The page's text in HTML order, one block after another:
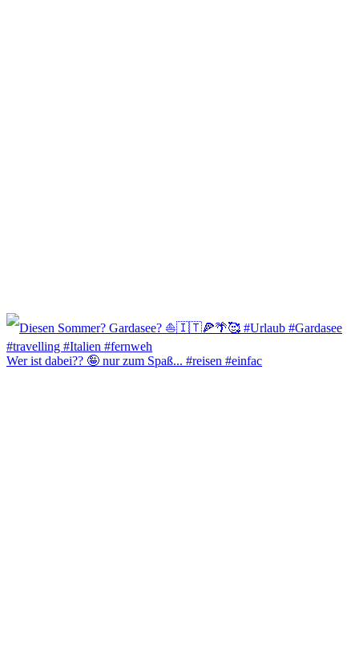
Wer ist dabei?? 🤪 nur zum Spaß... #reisen #einfac